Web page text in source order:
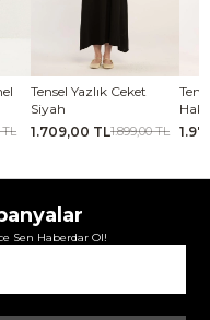
TL
Tensel Yazlık Ceket
Siyah
1.709,00 TL1.899,00 TL
Haki
Sen Haberdar Ol!